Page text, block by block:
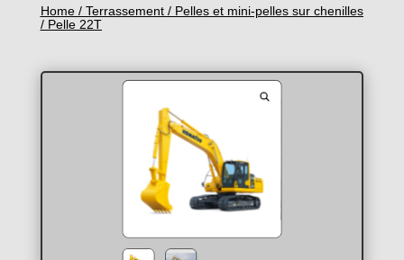
Home/ Terrassement/ Pelles et mini-pelles sur chenilles
/ Pelle 22T